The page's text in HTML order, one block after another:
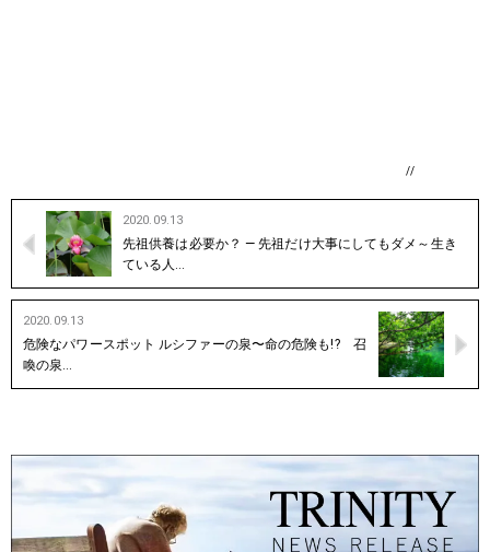
//
2020.09.13
先祖供養は必要か？ — 先祖だけ大事にしてもダメ～生き
ている人…
2020.09.13
危険なパワースポット ルシファーの泉〜命の危険も!? 召
喚の泉…